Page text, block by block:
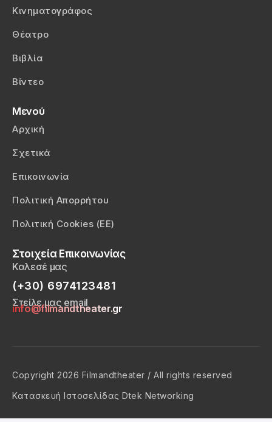
Κινηματογράφος
Θέατρο
Βιβλία
Βίντεο
Μενού
Αρχική
Σχετικά
Επικοινωνία
Πολιτική Απορρήτου
Πολιτική Cookies (ΕΕ)
Στοιχεία Επικοινωνίας
Καλεσέ μας
(+30) 6974123481
Στείλε μας email
info@filmandtheater.gr
Copyright 2026 Filmandtheater / All rights reserved
Κατασκευή Ιστοσελίδας Dtek Networking